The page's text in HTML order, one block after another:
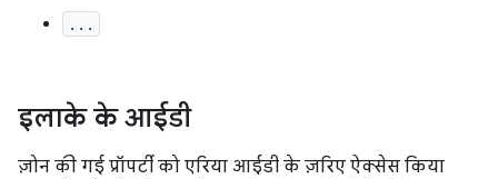
...
इलाके के आईडी
ज़ोन की गई प्रॉपर्टी को एरिया आईडी के ज़रिए ऐक्सेस किया